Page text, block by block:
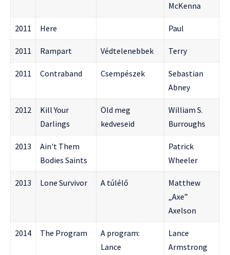
McKenna
2011 Here Paul
2011 Rampart Védtelenebbek Terry
2011 Contraband Csempészek
Sebastian
Abney
2012
Kill Your
Darlings
Öld meg
kedveseid
William S.
Burroughs
2013
Ain't Them
Bodies Saints
Patrick
Wheeler
2013 Lone Survivor A túlélő
Matthew
„Axe”
Axelson
2014 The Program
A program:
Lance
Lance
Armstrong